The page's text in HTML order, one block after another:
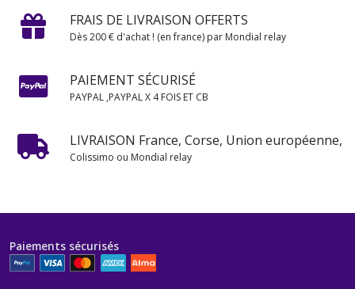
FRAIS DE LIVRAISON OFFERTS
Dès 200 € d'achat ! (en france) par Mondial relay
PAIEMENT SÉCURISÉ
PAYPAL ,PAYPAL X 4 FOIS ET CB
LIVRAISON France, Corse, Union européenne,
Colissimo ou Mondial relay
Paiements sécurisés